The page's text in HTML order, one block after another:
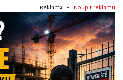
Reklama • Koupit reklamu